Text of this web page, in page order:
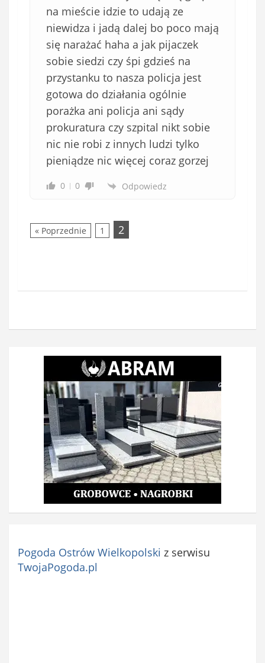
na mieście idzie to udają ze
niewidza i jadą dalej bo poco mają
się narażać haha a jak pijaczek
sobie siedzi czy śpi gdzieś na
przystanku to nasza policja jest
gotowa do działania ogólnie
porażka ani policja ani sądy
prokuratura czy szpital nikt sobie
nic nie robi z innych ludzi tylko
pieniądze nic więcej coraz gorzej
0 0 Odpowiedz
« Poprzednie 1 2
Pogoda Ostrów Wielkopolski z serwisu
TwojaPogoda.pl